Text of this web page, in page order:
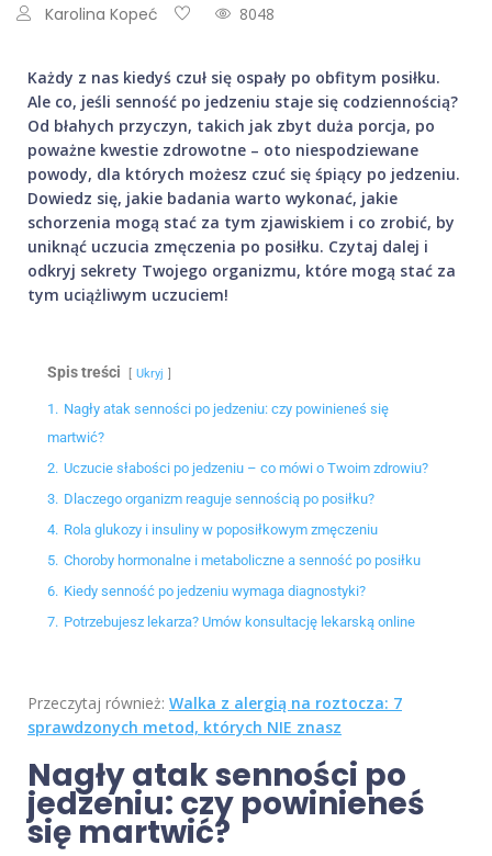
Karolina Kopeć 8048
Każdy z nas kiedyś czuł się ospały po obfitym posiłku.
Ale co, jeśli senność po jedzeniu staje się codziennością?
Od błahych przyczyn, takich jak zbyt duża porcja, po
poważne kwestie zdrowotne – oto niespodziewane
powody, dla których możesz czuć się śpiący po jedzeniu.
Dowiedz się, jakie badania warto wykonać, jakie
schorzenia mogą stać za tym zjawiskiem i co zrobić, by
uniknąć uczucia zmęczenia po posiłku. Czytaj dalej i
odkryj sekrety Twojego organizmu, które mogą stać za
tym uciążliwym uczuciem!
Spis treści Ukryj
1. Nagły atak senności po jedzeniu: czy powinieneś się
martwić?
2. Uczucie słabości po jedzeniu – co mówi o Twoim zdrowiu?
3. Dlaczego organizm reaguje sennością po posiłku?
4. Rola glukozy i insuliny w poposiłkowym zmęczeniu
5. Choroby hormonalne i metaboliczne a senność po posiłku
6. Kiedy senność po jedzeniu wymaga diagnostyki?
7. Potrzebujesz lekarza? Umów konsultację lekarską online
Przeczytaj również: Walka z alergią na roztocza: 7
sprawdzonych metod, których NIE znasz
Nagły atak senności po
jedzeniu: czy powinieneś
się martwić?